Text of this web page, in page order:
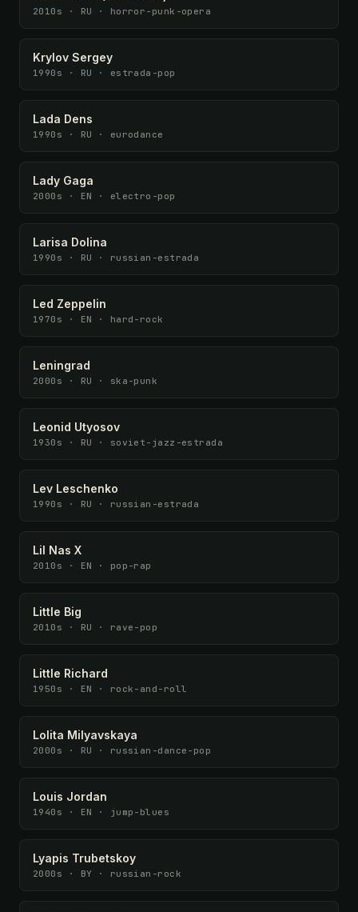
2010s · RU · horror-punk-opera
Krylov Sergey
1990s · RU · estrada-pop
Lada Dens
1990s · RU · eurodance
Lady Gaga
2000s · EN · electro-pop
Larisa Dolina
1990s · RU · russian-estrada
Led Zeppelin
1970s · EN · hard-rock
Leningrad
2000s · RU · ska-punk
Leonid Utyosov
1930s · RU · soviet-jazz-estrada
Lev Leschenko
1990s · RU · russian-estrada
Lil Nas X
2010s · EN · pop-rap
Little Big
2010s · RU · rave-pop
Little Richard
1950s · EN · rock-and-roll
Lolita Milyavskaya
2000s · RU · russian-dance-pop
Louis Jordan
1940s · EN · jump-blues
Lyapis Trubetskoy
2000s · BY · russian-rock